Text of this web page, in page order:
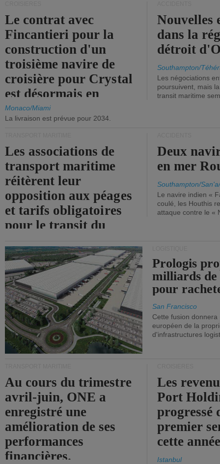
Le contrat avec
Fincantieri pour la
construction d'un
troisième navire de
croisière pour Crystal
est désormais en
vigueur.
Monaco/Miami
La livraison est prévue pour 2034.
Nouvelles
dans la
détroit
Southampton/
Les négociations
poursuivent, mais
transit maritime
Les associations de
transport maritime
réitèrent leur
opposition aux péages
et tarifs obligatoires
pour le transit du
Deux
en mer
Southampton/
Le navire indien «
coulé, les Houthis
attaque contre le «
Prologis
milliards
pour
San Francisco
Cette fusion
européen de la
d'infrastructures
Au cours du trimestre
avril-juin, ONE a
enregistré une
amélioration de ses
performances
financières.
Les
Port
progressé
premier
cette
Istanbul